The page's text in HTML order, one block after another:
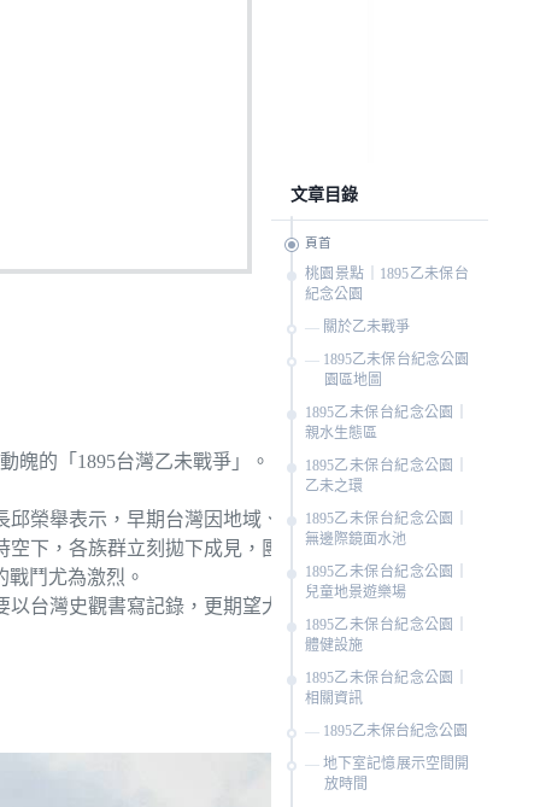
魄的「1895台灣乙未戰爭」。
邱榮舉表示，早期台灣因地域、職業
下，各族群立刻拋下成見，團結對
鬥尤為激烈。
台灣史觀書寫記錄，更期望大家能
文章目錄
頁首
桃園景點｜1895乙未保台
紀念公園
關於乙未戰爭
1895乙未保台紀念公園
園區地圖
1895乙未保台紀念公園｜
親水生態區
1895乙未保台紀念公園｜
乙未之環
1895乙未保台紀念公園｜
無邊際鏡面水池
1895乙未保台紀念公園｜
兒童地景遊樂場
1895乙未保台紀念公園｜
體健設施
1895乙未保台紀念公園｜
相關資訊
1895乙未保台紀念公園
地下室記憶展示空間開
放時間